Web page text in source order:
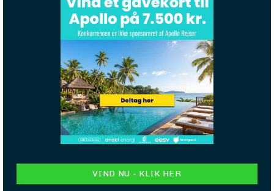
VIND NU - KLIK HER